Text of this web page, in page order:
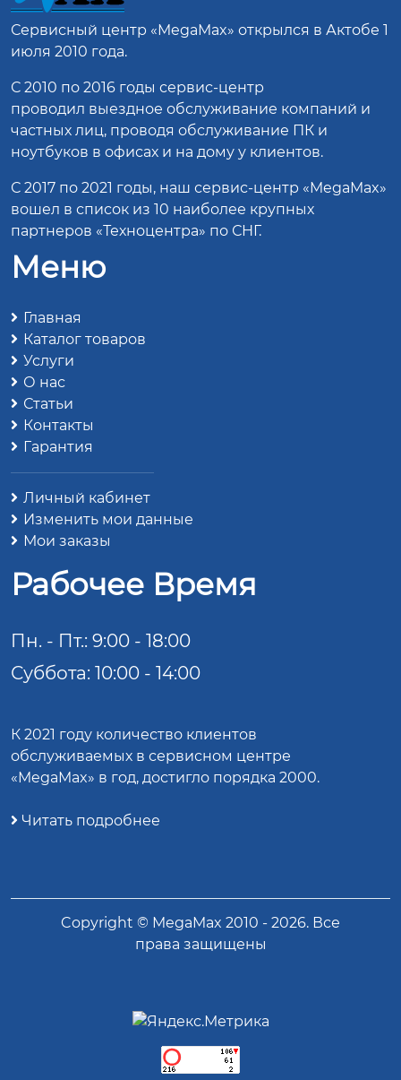
Сервисный центр «MegaMax» открылся в Актобе 1
июля 2010 года.
С 2010 по 2016 годы сервис-центр
проводил выездное обслуживание компаний и
частных лиц, проводя обслуживание ПК и
ноутбуков в офисах и на дому у клиентов.
С 2017 по 2021 годы, наш сервис-центр «MegaMax»
вошел в список из 10 наиболее крупных
партнеров «Техноцентра» по СНГ.
Меню
Главная
Каталог товаров
Услуги
О нас
Статьи
Контакты
Гарантия
Личный кабинет
Изменить мои данные
Мои заказы
Рабочее Время
Пн. - Пт.: 9:00 - 18:00
Суббота: 10:00 - 14:00
К 2021 году количество клиентов
обслуживаемых в сервисном центре
«MegaMax» в год, достигло порядка 2000.
Читать подробнее
Copyright © MegaMax 2010 - 2026. Все
права защищены